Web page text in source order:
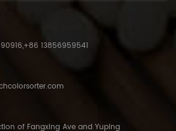
,+86 13856959541
of Fangxing Ave and Yuping